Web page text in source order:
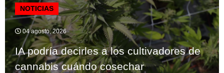
NOTICIAS
04 agosto, 2026
IA podría decirles a los cultivadores de
cannabis cuándo cosechar